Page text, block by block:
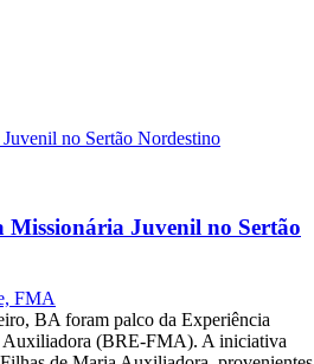
Juvenil no Sertão
FMA
BA foram palco da Experiência
Auxiliadora (BRE-FMA). A iniciativa